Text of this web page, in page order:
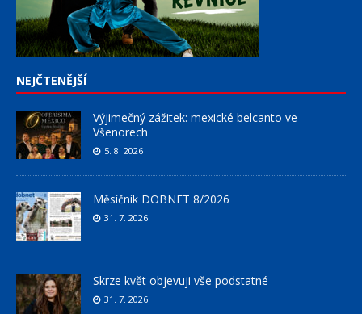
NEJČTENĚJŠÍ
Výjimečný zážitek: mexické belcanto ve
Všenorech
5. 8. 2026
Měsíčník DOBNET 8/2026
31. 7. 2026
Skrze květ objevuji vše podstatné
31. 7. 2026